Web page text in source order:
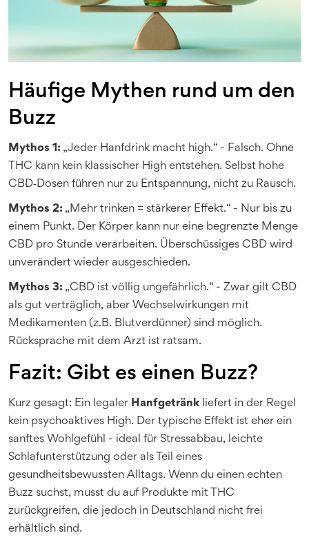
Häufige Mythen rund um den
Buzz
Mythos 1: „Jeder Hanfdrink macht high.“ - Falsch. Ohne
THC kann kein klassischer High entstehen. Selbst hohe
CBD‑Dosen führen nur zu Entspannung, nicht zu Rausch.
Mythos 2: „Mehr trinken = stärkerer Effekt.“ - Nur bis zu
einem Punkt. Der Körper kann nur eine begrenzte Menge
CBD pro Stunde verarbeiten. Überschüssiges CBD wird
unverändert wieder ausgeschieden.
Mythos 3: „CBD ist völlig ungefährlich.“ - Zwar gilt CBD
als gut verträglich, aber Wechselwirkungen mit
Medikamenten (z.B. Blutverdünner) sind möglich.
Rücksprache mit dem Arzt ist ratsam.
Fazit: Gibt es einen Buzz?
Kurz gesagt: Ein legaler Hanfgetränk liefert in der Regel
kein psychoaktives High. Der typische Effekt ist eher ein
sanftes Wohlgefühl - ideal für Stressabbau, leichte
Schlafunterstützung oder als Teil eines
gesundheitsbewussten Alltags. Wenn du einen echten
Buzz suchst, musst du auf Produkte mit THC
zurückgreifen, die jedoch in Deutschland nicht frei
erhältlich sind.